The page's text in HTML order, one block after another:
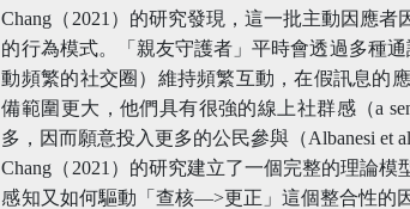
Chang（2021）的研究發現，這一批主動因應
的行為模式。「親友守護者」平時會透過多種
動頻繁的社交圈）維持頻繁互動，在假訊息的
備範圍更大，他們具有很強的線上社群感（a
多，因而願意投入更多的公民參與（Albanesi et
Chang（2021）的研究建立了一個完整的理論
感知又如何驅動「查核—>更正」這個整合性的